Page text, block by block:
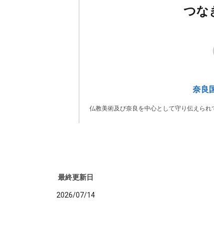
つな
奈良
仏教美術及び奈良を中心として守り伝えられ
最終更新日
2026/07/14